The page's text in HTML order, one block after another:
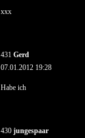
xxx
431 Gerd
07.01.2012 19:28
Habe ich
430 jungespaar